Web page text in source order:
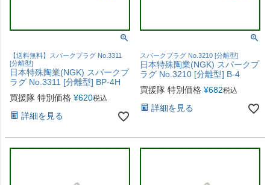
【送料無料】スパークプラグ No.3311
[分離型]
日本特殊陶業(NGK) スパークプ
ラグ No.3311 [分離型] BP-4H
買援隊 特別価格 ¥620税込
詳細を見る
スパークプラグ No.3210 [分離型]
日本特殊陶業(NGK) スパークプ
ラグ No.3210 [分離型] B-4
買援隊 特別価格 ¥682税込
詳細を見る